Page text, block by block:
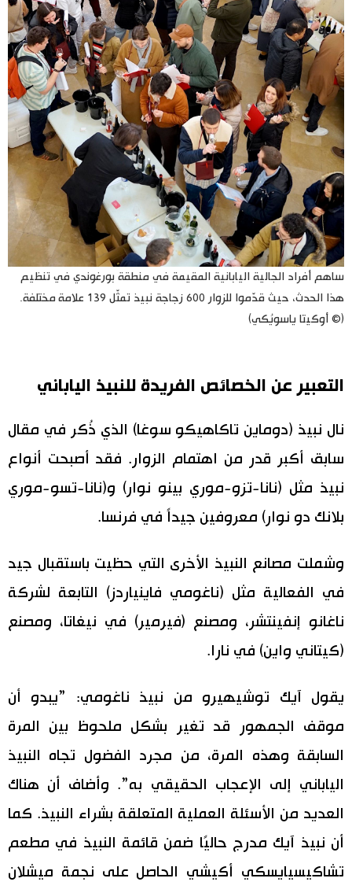
ساهم أفراد الجالية اليابانية المقيمة في منطقة بورغوندي في تنظيم
هذا الحدث، حيث قدّموا للزوار 600 زجاجة نبيذ تمثّل 139 علامة مختلفة.
(© أوكيتا ياسويُكي)
التعبير عن الخصائص الفريدة للنبيذ الياباني
نال نبيذ (دوماين تاكاهيكو سوغا) الذي ذُكر في مقال
سابق أكبر قدر من اهتمام الزوار. فقد أصبحت أنواع
نبيذ مثل (نانا-تزو-موري بينو نوار) و(نانا-تسو-موري
بلانك دو نوار) معروفين جيداً في فرنسا.
وشملت مصانع النبيذ الأخرى التي حظيت باستقبال جيد
في الفعالية مثل (ناغومي فاينياردز) التابعة لشركة
ناغانو إنفينتشر، ومصنع (فيرمير) في نيغاتا، ومصنع
(كيتاني واين) في نارا.
يقول آيك توشيهيرو من نبيذ ناغومي: ”يبدو أن
موقف الجمهور قد تغير بشكل ملحوظ بين المرة
السابقة وهذه المرة، من مجرد الفضول تجاه النبيذ
الياباني إلى الإعجاب الحقيقي به”. وأضاف أن هناك
العديد من الأسئلة العملية المتعلقة بشراء النبيذ. كما
أن نبيذ آيك مدرج حاليًا ضمن قائمة النبيذ في مطعم
تشاكيسيايسكي أكيشي الحاصل على نجمة ميشلان